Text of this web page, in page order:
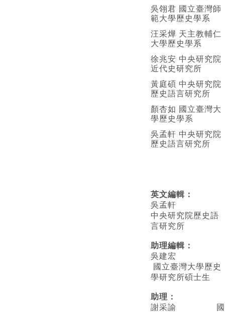
吳翎君 國立臺灣師
範大學歷史學系
汪采燁 天主教輔仁
大學歷史學系
徐兆安 中央研究院
近代史研究所
黃庭碩 中央研究院
歷史語言研究所
顏杏如 國立臺灣大
學歷史學系
吳孟軒 中央研究院
歷史語言研究所
英文編輯 ：
吳孟軒
中央研究院歷史語
言研究所
助理編輯：
吳建宏
國立臺灣大學歷史
學研究所碩士生
助理：
謝采諭
國